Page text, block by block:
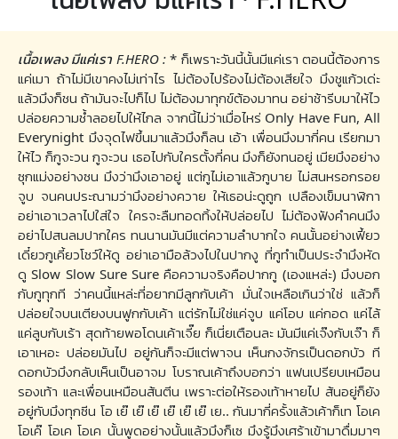
เนื้อเพลง มีแค่เรา F.HERO :* ก็เพราะวันนี้นั้นมีแค่เรา ตอนนี้ต้องการ
แค่เมา ถ้าไม่มีเขาคงไม่เท่าไร ไม่ต้องไปร้องไม่ต้องเสียใจ มึงชูแก้วเด่ะ
แล้วมึงก็ชน ถ้ามันจะไปก็ไป ไม่ต้องมาทุกข์ต้องมาทน อย่าช้ารีบมาให้ไว
ปล่อยความช้ำลอยไปให้ไกล จากนี้ไม่ว่าเมื่อไหร่ Only Have Fun, All
Everynight มึงจุดไฟขึ้นมาแล้วมึงก็ลน เอ้า เพื่อนมึงมากี่คน เรียกมา
ให้ไว ก็กูจะวน กูจะวน เธอไปกับใครตั้งกี่คน มึงก็ยังทนอยู่ เมียมึงอย่าง
ซุกแม่งอย่างซน มึงว่ามึงเอาอยู่ แต่กูไม่เอาแล้วกูบาย ไม่สนหรอกรอย
จูบ จนคนประณามว่ามึงอย่างควาย ให้เธอน่ะดูถูก เปลืองเข็มนาฬิกา
อย่าเอาเวลาไปใส่ใจ ใครจะลืมทอดทิ้งให้ปล่อยไป ไม่ต้องฟังคำคนมึง
อย่าไปสนลมปากใคร ทนนานมันมีแต่ความลำบากใจ คนนั้นอย่างเฟี้ยว
เดี๋ยวกูเคี้ยวโชว์ให้ดู อย่าเอามือล้วงไปในปากงู ที่กูทำเป็นประจำมึงหัด
ดู Slow Slow Sure Sure คือความจริงคือปากกู (เองแหล่ะ) มึงบอก
กับกูทุกที ว่าคนนี้แหล่ะที่อยากมีลูกกับเค้า มั่นใจเหลือเกินว่าใช่ แล้วก็
ปล่อยใจบนเตียงบนฟูกกับเค้า แต่รักไม่ใช่แค่จูบ แค่โอบ แค่กอด แค่ไล้
แค่ลูบกับเร้า สุดท้ายพอโดนเค้าเจี๊ย ก็เนี่ยเตือนละ มันมีแค่เจ๊งกับเจ๊า ก็
เอาเหอะ ปล่อยมันไป อยู่กันก็จะมีแต่พาจน เห็นกงจักรเป็นดอกบัว ที
ดอกบัวมึงกลับเห็นเป็นอาจม โบราณเค้าถึงบอกว่า แฟนเปรียบเหมือน
รองเท้า และเพื่อนเหมือนส้นตีน เพราะต่อให้รองเท้าหายไป ส้นอยู่ก็ยัง
อยู่กับมึงทุกซีน โอ เย๊ เย๊ เย๊ เย๊ เย๊ เย๊ เย.. กันมากี่ครั้งแล้วเค้าก็เท โอเค
โอเค๊ โอเค โอเค นั้นพูดอย่างนั้นแล้วมึงก็เซ มึงรู้มึงเศร้าเข้ามาดื่มมาๆ